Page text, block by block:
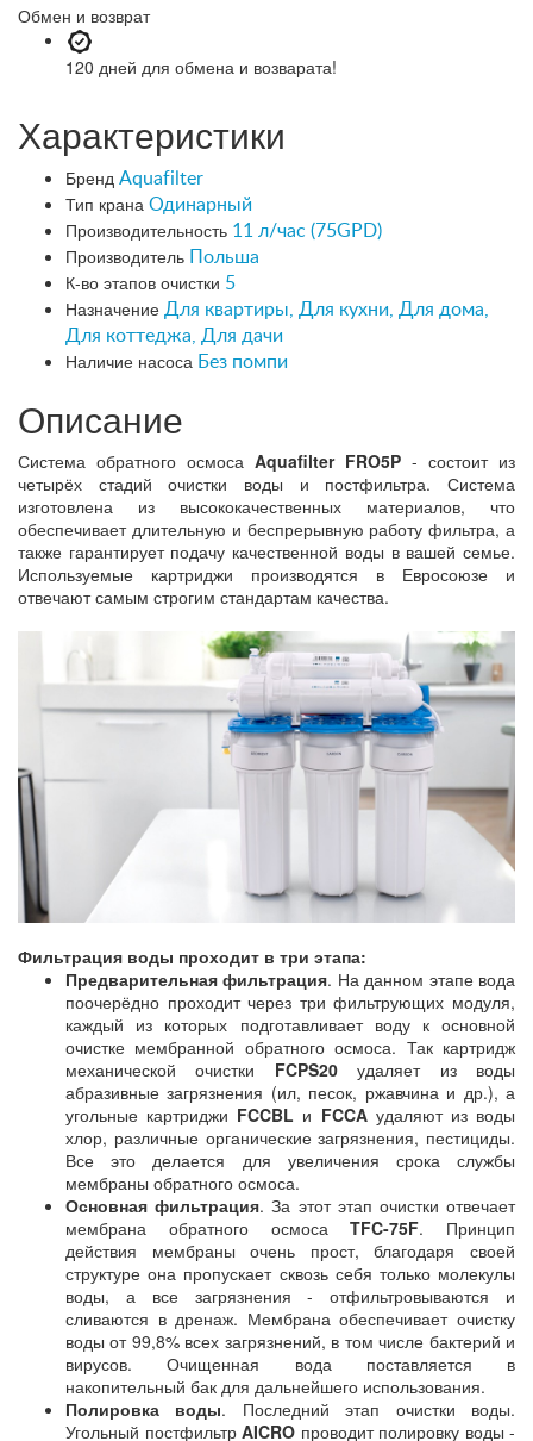
Обмен и возврат
120 дней для обмена и возварата!
Характеристики
Бренд Aquafilter
Тип крана Одинарный
Производительность 11 л/час (75GPD)
Производитель Польша
К-во этапов очистки 5
Назначение Для квартиры, Для кухни, Для дома,
Для коттеджа, Для дачи
Наличие насоса Без помпи
Описание
Система обратного осмоса Aquafilter FRO5P - состоит из
четырёх стадий очистки воды и постфильтра. Система
изготовлена из высококачественных материалов, что
обеспечивает длительную и беспрерывную работу фильтра, а
также гарантирует подачу качественной воды в вашей семье.
Используемые картриджи производятся в Евросоюзе и
отвечают самым строгим стандартам качества.
Фильтрация воды проходит в три этапа:
Предварительная фильтрация. На данном этапе вода
поочерёдно проходит через три фильтрующих модуля,
каждый из которых подготавливает воду к основной
очистке мембранной обратного осмоса. Так картридж
механической очистки FCPS20удаляет из воды
абразивные загрязнения (ил, песок, ржавчина и др.), а
угольные картриджи FCCBL и FCCA удаляют из воды
хлор, различные органические загрязнения, пестициды.
Все это делается для увеличения срока службы
мембраны обратного осмоса.
Основная фильтрация. За этот этап очистки отвечает
мембрана обратного осмосаTFC-75F. Принцип
действия мембраны очень прост, благодаря своей
структуре она пропускает сквозь себя только молекулы
воды, а все загрязнения - отфильтровываются и
сливаются в дренаж. Мембрана обеспечивает очистку
воды от 99,8% всех загрязнений, в том числе бактерий и
вирусов. Очищенная вода поставляется в
накопительный бак для дальнейшего использования.
Полировка воды. Последний этап очистки воды.
Угольный постфильтр AICRO проводит полировку воды -